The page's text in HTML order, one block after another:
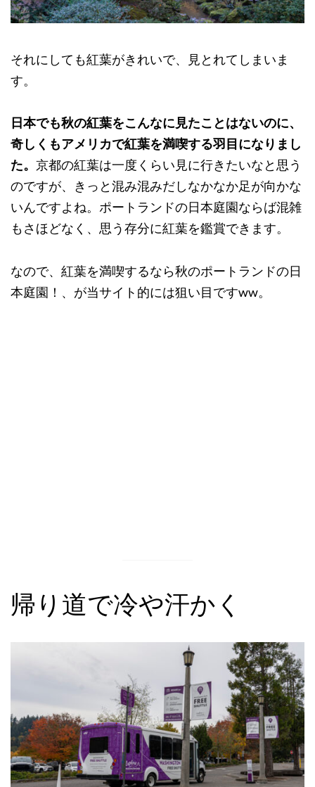
それにしても紅葉がきれいで、見とれてしまいま
す。
日本でも秋の紅葉をこんなに見たことはないのに、
奇しくもアメリカで紅葉を満喫する羽目になりまし
た。 京都の紅葉は一度くらい見に行きたいなと思う
のですが、きっと混み混みだしなかなか足が向かな
いんですよね。ポートランドの日本庭園ならば混雑
もさほどなく、思う存分に紅葉を鑑賞できます。
なので、紅葉を満喫するなら秋のポートランドの日
本庭園！、が当サイト的には狙い目ですww。
帰り道で冷や汗かく